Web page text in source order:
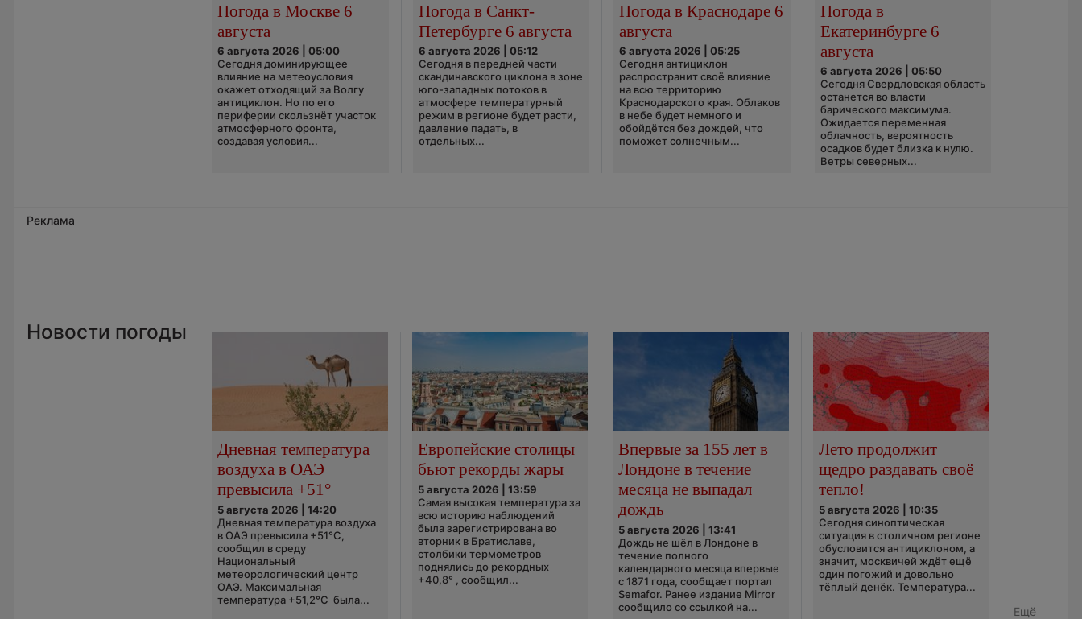
Погода в Москве 6
августа
6 августа 2026 | 05:00
Сегодня доминирующее
влияние на метеоусловия
окажет отходящий за Волгу
антициклон. Но по его
периферии скользнёт участок
атмосферного фронта,
создавая условия...
Погода в Санкт-
Петербурге 6 августа
6 августа 2026 | 05:12
Сегодня в передней части
скандинавского циклона в зоне
юго-западных потоков в
атмосфере температурный
режим в регионе будет расти,
давление падать, в
отдельных...
Погода в Краснодаре 6
августа
6 августа 2026 | 05:25
Сегодня антициклон
распространит своё влияние
на всю территорию
Краснодарского края. Облаков
в небе будет немного и
обойдётся без дождей, что
поможет солнечным...
Погода в
Екатеринбурге 6
августа
6 августа 2026 | 05:50
Сегодня Свердловская область
останется во власти
барического максимума.
Ожидается переменная
облачность, вероятность
осадков будет близка к нулю.
Ветры северных...
Реклама
Новости погоды
Дневная температура
воздуха в ОАЭ
превысила +51°
5 августа 2026 | 14:20
Дневная температура воздуха
в ОАЭ превысила +51°C,
сообщил в среду
Национальный
метеорологический центр
ОАЭ. Максимальная
температура +51,2°C была...
Европейские столицы
бьют рекорды жары
5 августа 2026 | 13:59
Самая высокая температура за
всю историю наблюдений
была зарегистрирована во
вторник в Братиславе,
столбики термометров
поднялись до рекордных
+40,8° , сообщил...
Впервые за 155 лет в
Лондоне в течение
месяца не выпадал
дождь
5 августа 2026 | 13:41
Дождь не шёл в Лондоне в
течение полного
календарного месяца впервые
с 1871 года, сообщает портал
Semafor. Ранее издание Mirror
сообщило со ссылкой на...
Лето продолжит
щедро раздавать своё
тепло!
5 августа 2026 | 10:35
Сегодня синоптическая
ситуация в столичном регионе
обусловится антициклоном, а
значит, москвичей ждёт ещё
один погожий и довольно
тёплый денёк. Температура...
Ещё